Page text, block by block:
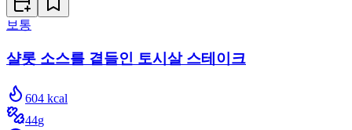
보통
샬롯 소스를 곁들인 토시살 스테이크
604 kcal
44g